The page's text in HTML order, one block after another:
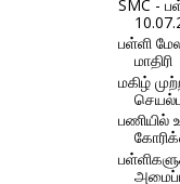
SMC -
பள்ளி
மாதிரி
மகிழ்
பணியில்